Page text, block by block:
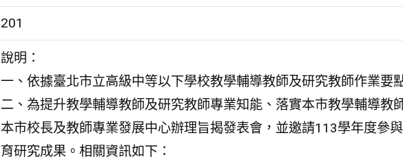
201
說明：
一、依據臺北市立高級中等以下學校教學輔導教師及研究教師作業要
二、為提升教學輔導教師及研究教師專業知能、落實本市教學輔導教
本市校長及教師專業發展中心辦理旨揭發表會，並邀請113學年度參
育研究成果。相關資訊如下：